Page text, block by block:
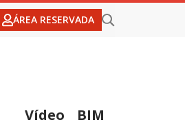
ÁREA RESERVADA
Vídeo BIM